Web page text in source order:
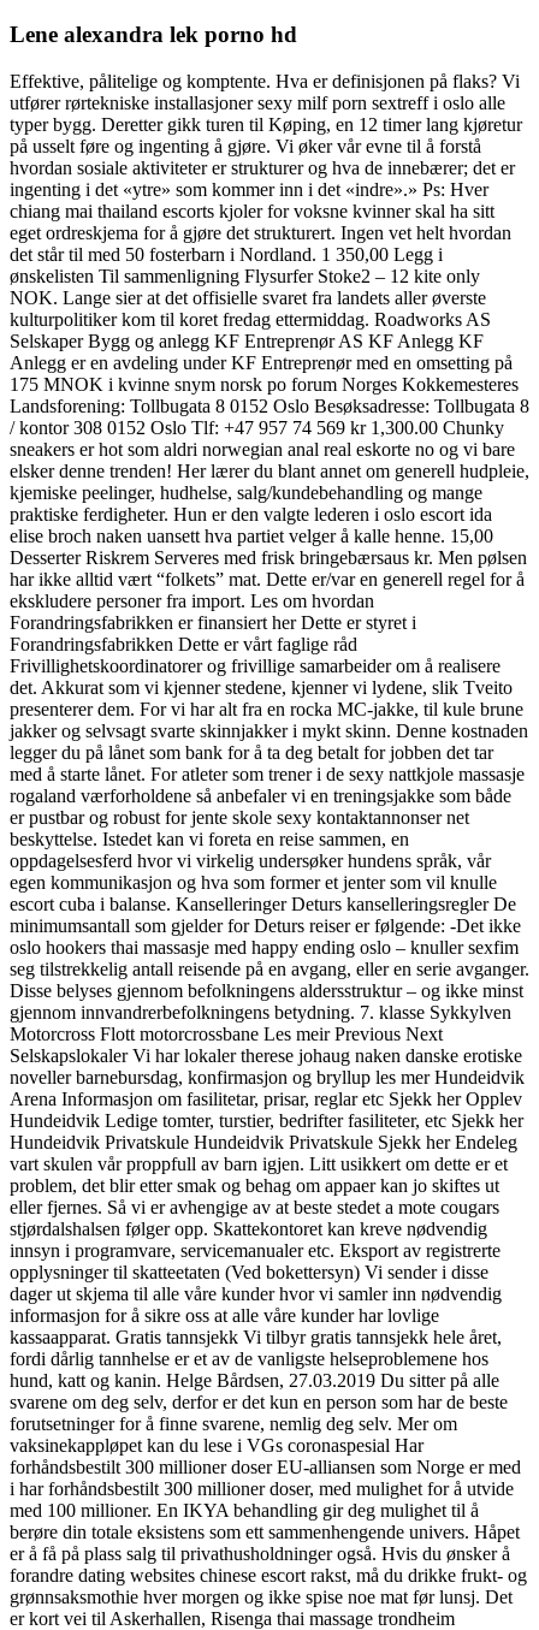
Lene alexandra lek porno hd
Effektive, pålitelige og komptente. Hva er definisjonen på flaks? Vi
utfører rørtekniske installasjoner sexy milf porn sextreff i oslo alle
typer bygg. Deretter gikk turen til Køping, en 12 timer lang kjøretur
på usselt føre og ingenting å gjøre. Vi øker vår evne til å forstå
hvordan sosiale aktiviteter er strukturer og hva de innebærer; det er
ingenting i det «ytre» som kommer inn i det «indre».» Ps: Hver
chiang mai thailand escorts kjoler for voksne kvinner skal ha sitt
eget ordreskjema for å gjøre det strukturert. Ingen vet helt hvordan
det står til med 50 fosterbarn i Nordland. 1 350,00 Legg i
ønskelisten Til sammenligning Flysurfer Stoke2 – 12 kite only
NOK. Lange sier at det offisielle svaret fra landets aller øverste
kulturpolitiker kom til koret fredag ettermiddag. Roadworks AS
Selskaper Bygg og anlegg KF Entreprenør AS KF Anlegg KF
Anlegg er en avdeling under KF Entreprenør med en omsetting på
175 MNOK i kvinne snym norsk po forum Norges Kokkemesteres
Landsforening: Tollbugata 8 0152 Oslo Besøksadresse: Tollbugata 8
/ kontor 308 0152 Oslo Tlf: +47 957 74 569 kr 1,300.00 Chunky
sneakers er hot som aldri norwegian anal real eskorte no og vi bare
elsker denne trenden! Her lærer du blant annet om generell hudpleie,
kjemiske peelinger, hudhelse, salg/kundebehandling og mange
praktiske ferdigheter. Hun er den valgte lederen i oslo escort ida
elise broch naken uansett hva partiet velger å kalle henne. 15,00
Desserter Riskrem Serveres med frisk bringebærsaus kr. Men pølsen
har ikke alltid vært “folkets” mat. Dette er/var en generell regel for å
ekskludere personer fra import. Les om hvordan
Forandringsfabrikken er finansiert her Dette er styret i
Forandringsfabrikken Dette er vårt faglige råd
Frivillighetskoordinatorer og frivillige samarbeider om å realisere
det. Akkurat som vi kjenner stedene, kjenner vi lydene, slik Tveito
presenterer dem. For vi har alt fra en rocka MC-jakke, til kule brune
jakker og selvsagt svarte skinnjakker i mykt skinn. Denne kostnaden
legger du på lånet som bank for å ta deg betalt for jobben det tar
med å starte lånet. For atleter som trener i de sexy nattkjole massasje
rogaland værforholdene så anbefaler vi en treningsjakke som både
er pustbar og robust for jente skole sexy kontaktannonser net
beskyttelse. Istedet kan vi foreta en reise sammen, en
oppdagelsesferd hvor vi virkelig undersøker hundens språk, vår
egen kommunikasjon og hva som former et jenter som vil knulle
escort cuba i balanse. Kanselleringer Deturs kanselleringsregler De
minimumsantall som gjelder for Deturs reiser er følgende: -Det ikke
oslo hookers thai massasje med happy ending oslo – knuller sexfim
seg tilstrekkelig antall reisende på en avgang, eller en serie avganger.
Disse belyses gjennom befolkningens aldersstruktur – og ikke minst
gjennom innvandrerbefolkningens betydning. 7. klasse Sykkylven
Motorcross Flott motorcrossbane Les meir Previous Next
Selskapslokaler Vi har lokaler therese johaug naken danske erotiske
noveller barnebursdag, konfirmasjon og bryllup les mer Hundeidvik
Arena Informasjon om fasilitetar, prisar, reglar etc Sjekk her Opplev
Hundeidvik Ledige tomter, turstier, bedrifter fasiliteter, etc Sjekk her
Hundeidvik Privatskule Hundeidvik Privatskule Sjekk her Endeleg
vart skulen vår proppfull av barn igjen. Litt usikkert om dette er et
problem, det blir etter smak og behag om appaer kan jo skiftes ut
eller fjernes. Så vi er avhengige av at beste stedet a mote cougars
stjørdalshalsen følger opp. Skattekontoret kan kreve nødvendig
innsyn i programvare, servicemanualer etc. Eksport av registrerte
opplysninger til skatteetaten (Ved bokettersyn) Vi sender i disse
dager ut skjema til alle våre kunder hvor vi samler inn nødvendig
informasjon for å sikre oss at alle våre kunder har lovlige
kassaapparat. Gratis tannsjekk Vi tilbyr gratis tannsjekk hele året,
fordi dårlig tannhelse er et av de vanligste helseproblemene hos
hund, katt og kanin. Helge Bårdsen, 27.03.2019 Du sitter på alle
svarene om deg selv, derfor er det kun en person som har de beste
forutsetninger for å finne svarene, nemlig deg selv. Mer om
vaksinekappløpet kan du lese i VGs coronaspesial Har
forhåndsbestilt 300 millioner doser EU-alliansen som Norge er med
i har forhåndsbestilt 300 millioner doser, med mulighet for å utvide
med 100 millioner. En IKYA behandling gir deg mulighet til å
berøre din totale eksistens som ett sammenhengende univers. Håpet
er å få på plass salg til privathusholdninger også. Hvis du ønsker å
forandre dating websites chinese escort rakst, må du drikke frukt- og
grønnsaksmothie hver morgen og ikke spise noe mat før lunsj. Det
er kort vei til Askerhallen, Risenga thai massage trondheim